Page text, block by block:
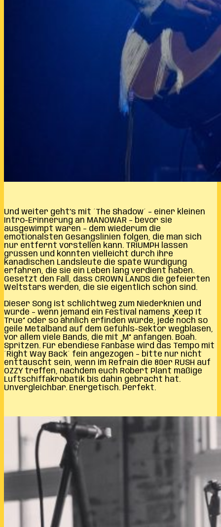
Und weiter geht’s mit ´The Shadow´ – einer kleinen
Intro-Erinnerung an MANOWAR – bevor sie
ausgewimpt waren – dem wiederum die
emotionalsten Gesangslinien folgen, die man sich
nur entfernt vorstellen kann. TRIUMPH lassen
grüssen und könnten vielleicht durch ihre
kanadischen Landsleute die späte Würdigung
erfahren, die sie ein Leben lang verdient haben.
Gesetzt den Fall, dass CROWN LANDS die gefeierten
Weltstars werden, die sie eigentlich schon sind.
Dieser Song ist schlichtweg zum Niederknien und
würde – wenn jemand ein Festival namens „Keep It
True“ oder so ähnlich erfinden würde, jede noch so
geile Metalband auf dem Gefühls-Sektor wegblasen,
vor allem viele Bands, die mit „M“ anfangen. Boah.
Spritzen. Für ebendiese Fanbase wird das Tempo mit
´Right Way Back´ fein angezogen – bitte nur nicht
enttäuscht sein, wenn im Refrain die 80er RUSH auf
OZZY treffen, nachdem euch Robert Plant mäßige
Luftschiffakrobatik bis dahin gebracht hat.
Unvergleichbar. Energetisch. Perfekt.